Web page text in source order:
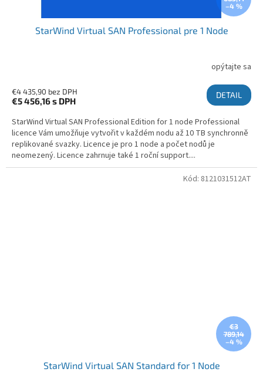
–4 %
StarWind Virtual SAN Professional pre 1 Node
opýtajte sa
€4 435,90 bez DPH
€5 456,16s DPH
DETAIL
StarWind Virtual SAN Professional Edition for 1 node Professional
licence Vám umožňuje vytvořit v každém nodu až 10 TB synchronně
replikované svazky. Licence je pro 1 node a počet nodů je
neomezený. Licence zahrnuje také 1 roční support....
€3
789,14
–4 %
StarWind Virtual SAN Standard for 1 Node
Kód: 8121031512AT